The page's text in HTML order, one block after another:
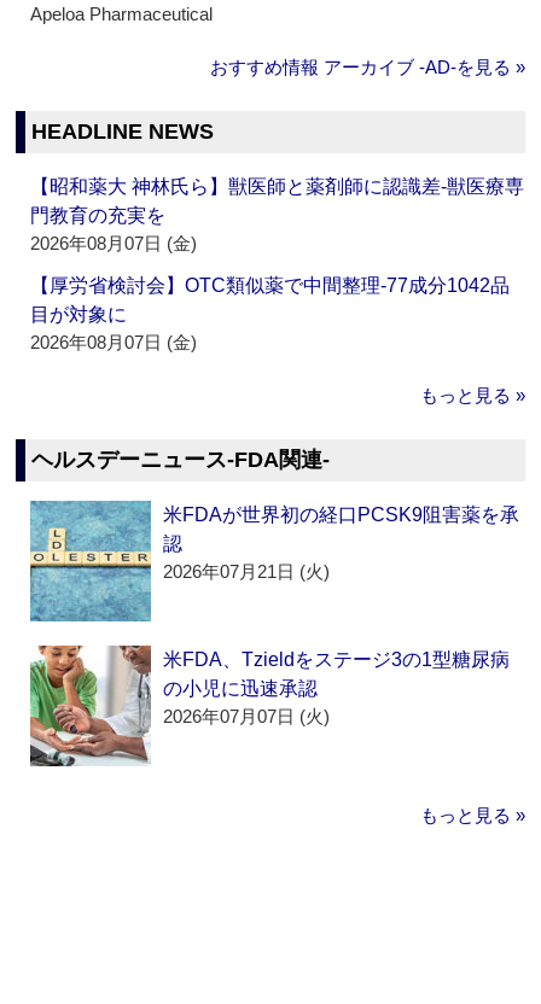
Apeloa Pharmaceutical
おすすめ情報 アーカイブ ‐AD‐を見る »
HEADLINE NEWS
【昭和薬大 神林氏ら】獣医師と薬剤師に認識差‐獣医療専
門教育の充実を
2026年08月07日 (金)
【厚労省検討会】OTC類似薬で中間整理‐77成分1042品
目が対象に
2026年08月07日 (金)
もっと見る »
ヘルスデーニュース‐FDA関連‐
米FDAが世界初の経口PCSK9阻害薬を承
認
2026年07月21日 (火)
米FDA、Tzieldをステージ3の1型糖尿病
の小児に迅速承認
2026年07月07日 (火)
もっと見る »